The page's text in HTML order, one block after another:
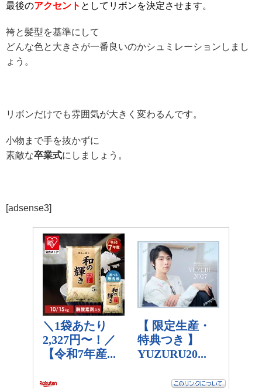
最後のアクセント としてリボンを決定させます。
袴と髪型を基準にして
どんな色と大きさが一番良いのかシュミレーションしまし
ょう。
リボンだけでも雰囲気が大きく変わるんです。
小物まで手を抜かずに
素敵な卒業式にしましょう。
[adsense3]